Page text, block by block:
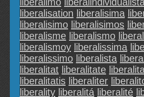
liberalisation liberalisima
liberalisimo liberalisimos
liberalisme liberalismo
liberalismoy liberalissima
liberalissimo liberalista
liberalitat liberalitate
liberalitatis liberaliter
liberality liberalitá liberalité